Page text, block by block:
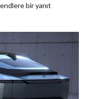
bir yanıt